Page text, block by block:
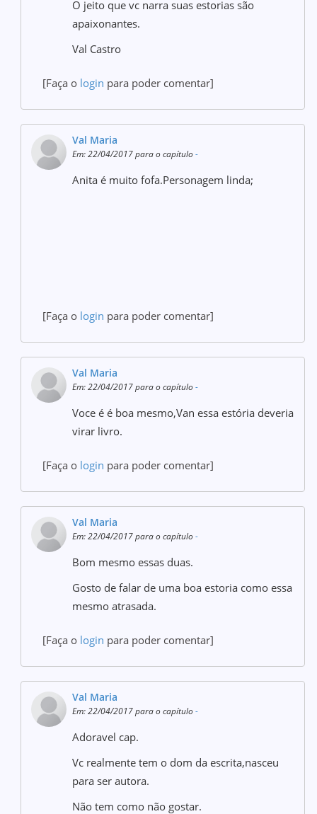
O jeito que vc narra suas estorias são
apaixonantes.
Val Castro
[Faça o login para poder comentar]
Val Maria
Em: 22/04/2017 para o capítulo-
Anita é muito fofa.Personagem linda;
[Faça o login para poder comentar]
Val Maria
Em: 22/04/2017 para o capítulo-
Voce é é boa mesmo,Van essa estória deveria
virar livro.
[Faça o login para poder comentar]
Val Maria
Em: 22/04/2017 para o capítulo-
Bom mesmo essas duas.
Gosto de falar de uma boa estoria como essa
mesmo atrasada.
[Faça o login para poder comentar]
Val Maria
Em: 22/04/2017 para o capítulo-
Adoravel cap.
Vc realmente tem o dom da escrita,nasceu
para ser autora.
Não tem como não gostar.